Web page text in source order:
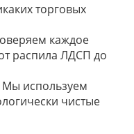
торговых
каждое
распила ЛДСП до
используем
чистые